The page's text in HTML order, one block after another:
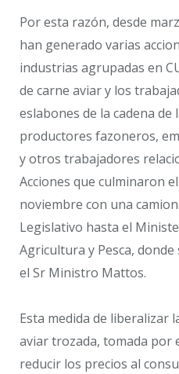
Por esta razón, desde
han generado varias
industrias agrupadas en
de carne aviar y los
eslabones de la cadena de
productores fazoneros,
y otros trabajadores
Acciones que culminaron
noviembre con una
Legislativo hasta el
Agricultura y Pesca,
el Sr Ministro Mattos.
Esta medida de liberalizar
aviar trozada, tomada por
reducir los precios al